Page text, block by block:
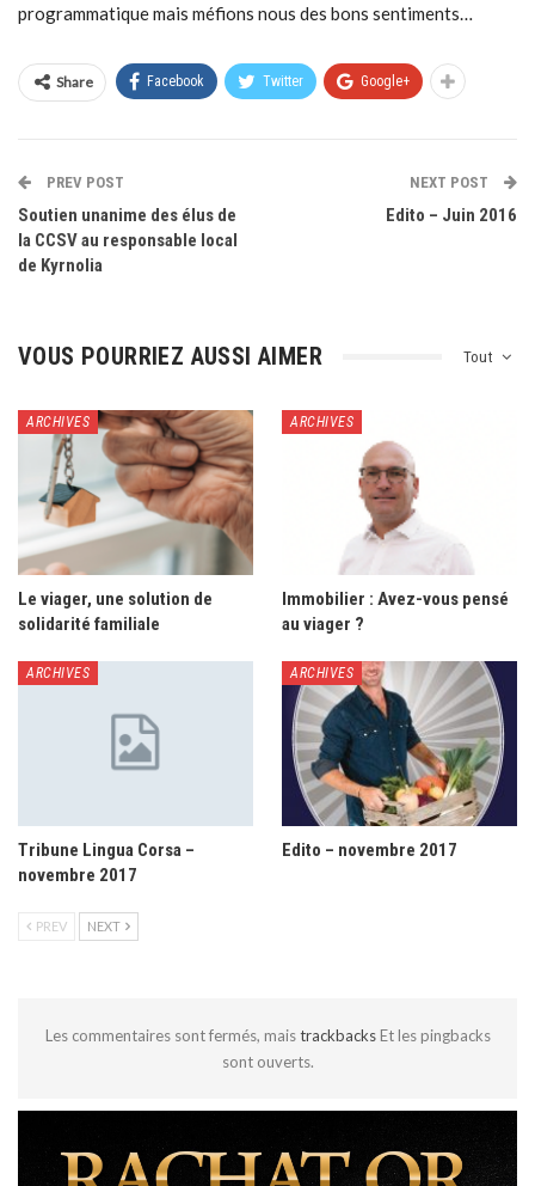
programmatique mais méfions nous des bons sentiments…
Share Facebook Twitter Google+
PREV POST
Soutien unanime des élus de
la CCSV au responsable local
de Kyrnolia
NEXT POST
Edito – Juin 2016
Tout
VOUS POURRIEZ AUSSI AIMER
ARCHIVES
Le viager, une solution de
solidarité familiale
ARCHIVES
Immobilier : Avez-vous pensé
au viager ?
ARCHIVES
Tribune Lingua Corsa –
novembre 2017
ARCHIVES
Edito – novembre 2017
PREV NEXT
Les commentaires sont fermés, maistrackbacks Et les pingbacks
sont ouverts.